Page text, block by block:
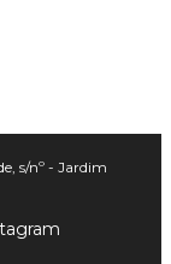
s/nº - Jardim